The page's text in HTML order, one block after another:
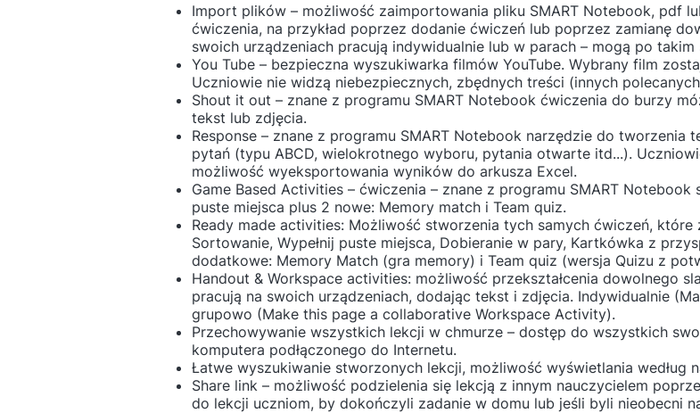
Import plików – możliwość zaimportowania pliku SMART Notebook, pdf
ćwiczenia, na przykład poprzez dodanie ćwiczeń lub poprzez zamianę
swoich urządzeniach pracują indywidualnie lub w parach – mogą po
You Tube – bezpieczna wyszukiwarka filmów YouTube. Wybrany film
Uczniowie nie widzą niebezpiecznych, zbędnych treści (innych
Shout it out – znane z programu SMART Notebook ćwiczenia do burzy
tekst lub zdjęcia.
Response – znane z programu SMART Notebook narzędzie do
pytań (typu ABCD, wielokrotnego wyboru, pytania otwarte itd...).
możliwość wyeksportowania wyników do arkusza Excel.
Game Based Activities – ćwiczenia – znane z programu SMART
puste miejsca plus 2 nowe: Memory match i Team quiz.
Ready made activities: Możliwość stworzenia tych samych ćwiczeń,
Sortowanie, Wypełnij puste miejsca, Dobieranie w pary, Kartkówka z
dodatkowe: Memory Match (gra memory) i Team quiz (wersja Quizu z
Handout & Workspace activities: możliwość przekształcenia dowolnego
pracują na swoich urządzeniach, dodając tekst i zdjęcia. Indywidualnie
grupowo (Make this page a collaborative Workspace Activity).
Przechowywanie wszystkich lekcji w chmurze – dostęp do wszystkich
komputera podłączonego do Internetu.
Łatwe wyszukiwanie stworzonych lekcji, możliwość wyświetlania według
Share link – możliwość podzielenia się lekcją z innym nauczycielem
do lekcji uczniom, by dokończyli zadanie w domu lub jeśli byli nieobecni